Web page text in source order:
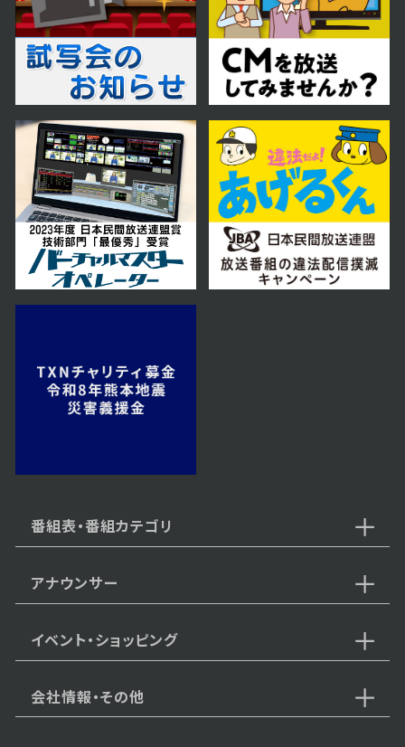
番組表・番組カテゴリ
アナウンサー
イベント・ショッピング
会社情報・その他